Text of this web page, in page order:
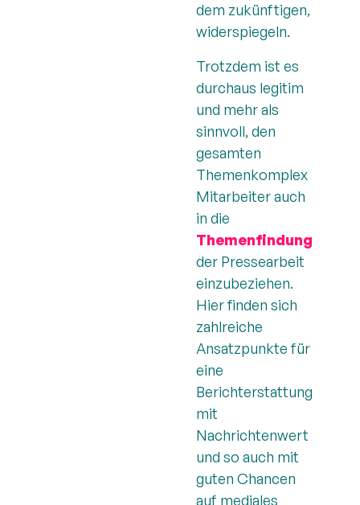
dem zukünftigen,
widerspiegeln.
Trotzdem ist es
durchaus legitim
und mehr als
sinnvoll, den
gesamten
Themenkomplex
Mitarbeiter auch
in die
Themenfindung
der Pressearbeit
einzubeziehen.
Hier finden sich
zahlreiche
Ansatzpunkte für
eine
Berichterstattung
mit
Nachrichtenwert
und so auch mit
guten Chancen
auf mediales